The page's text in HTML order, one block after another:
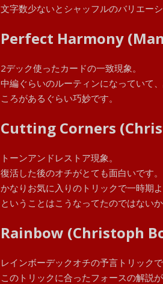
文字数少ないとシャッフルのバリエー
Perfect Harmony
2デック使ったカードの一致現象。
中編ぐらいのルーティンになっていて
ころがあるぐらい巧妙です。
Cutting Corners
トーンアンドレストア現象。
復活した後のオチがとても面白いです。
かなりお気に入りのトリックで一時期よ
ということはこうなってたのではない
Rainbow (Christoph
レインボーデックオチの予言トリックで
このトリックに合ったフォースの解説